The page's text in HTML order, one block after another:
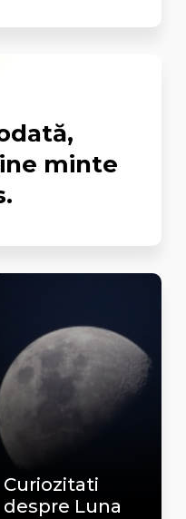
minte
Curiozitati
despre Luna